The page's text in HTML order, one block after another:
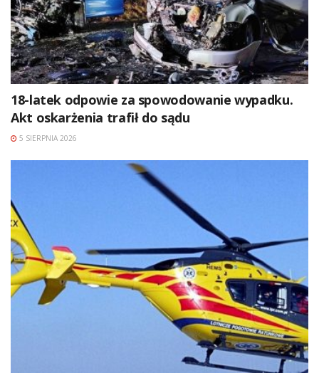
18-latek odpowie za spowodowanie wypadku.
Akt oskarżenia trafił do sądu
5 SIERPNIA 2026